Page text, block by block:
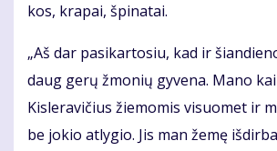
kos, kra­pai, špi­na­tai.
„Aš dar pa­si­kar­to­siu, kad ir
daug ge­rų žmo­nių gy­ve­na. Ma­no
Kis­le­ra­vi­čius žie­mo­mis vi­suo­met ir
be jo­kio at­ly­gio. Jis man že­mę